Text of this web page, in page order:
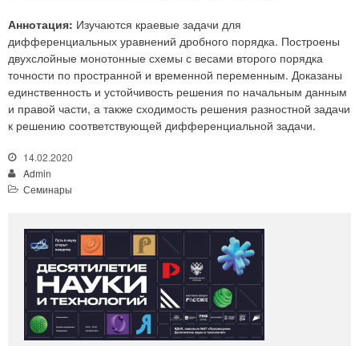
Аннотация: Изучаются краевые задачи для
дифференциальных уравнений дробного порядка. Построены
двухслойные монотонные схемы с весами второго порядка
точности по пространной и временной переменным. Доказаны
единственность и устойчивость решения по начальным данным
и правой части, а также сходимость решения разностной задачи
к решению соответствующей дифференциальной задачи.
14.02.2020
Admin
Семинары